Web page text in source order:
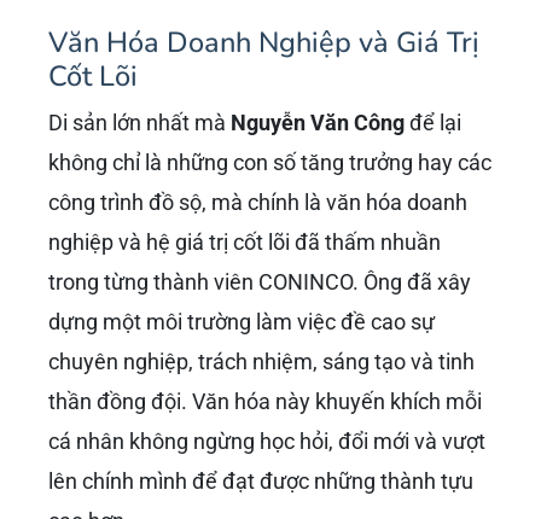
Văn Hóa Doanh Nghiệp và Giá Trị
Cốt Lõi
Di sản lớn nhất mà Nguyễn Văn Côngđể lại
không chỉ là những con số tăng trưởng hay các
công trình đồ sộ, mà chính là văn hóa doanh
nghiệp và hệ giá trị cốt lõi đã thấm nhuần
trong từng thành viên CONINCO. Ông đã xây
dựng một môi trường làm việc đề cao sự
chuyên nghiệp, trách nhiệm, sáng tạo và tinh
thần đồng đội. Văn hóa này khuyến khích mỗi
cá nhân không ngừng học hỏi, đổi mới và vượt
lên chính mình để đạt được những thành tựu